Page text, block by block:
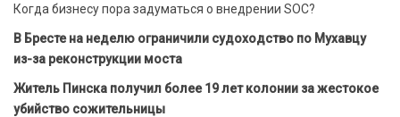
Когда бизнесу пора задуматься о внедрении SOC?
В Бресте на неделю ограничили судоходство по Мухавцу
из-за реконструкции моста
Житель Пинска получил более 19 лет колонии за жестокое
убийство сожительницы